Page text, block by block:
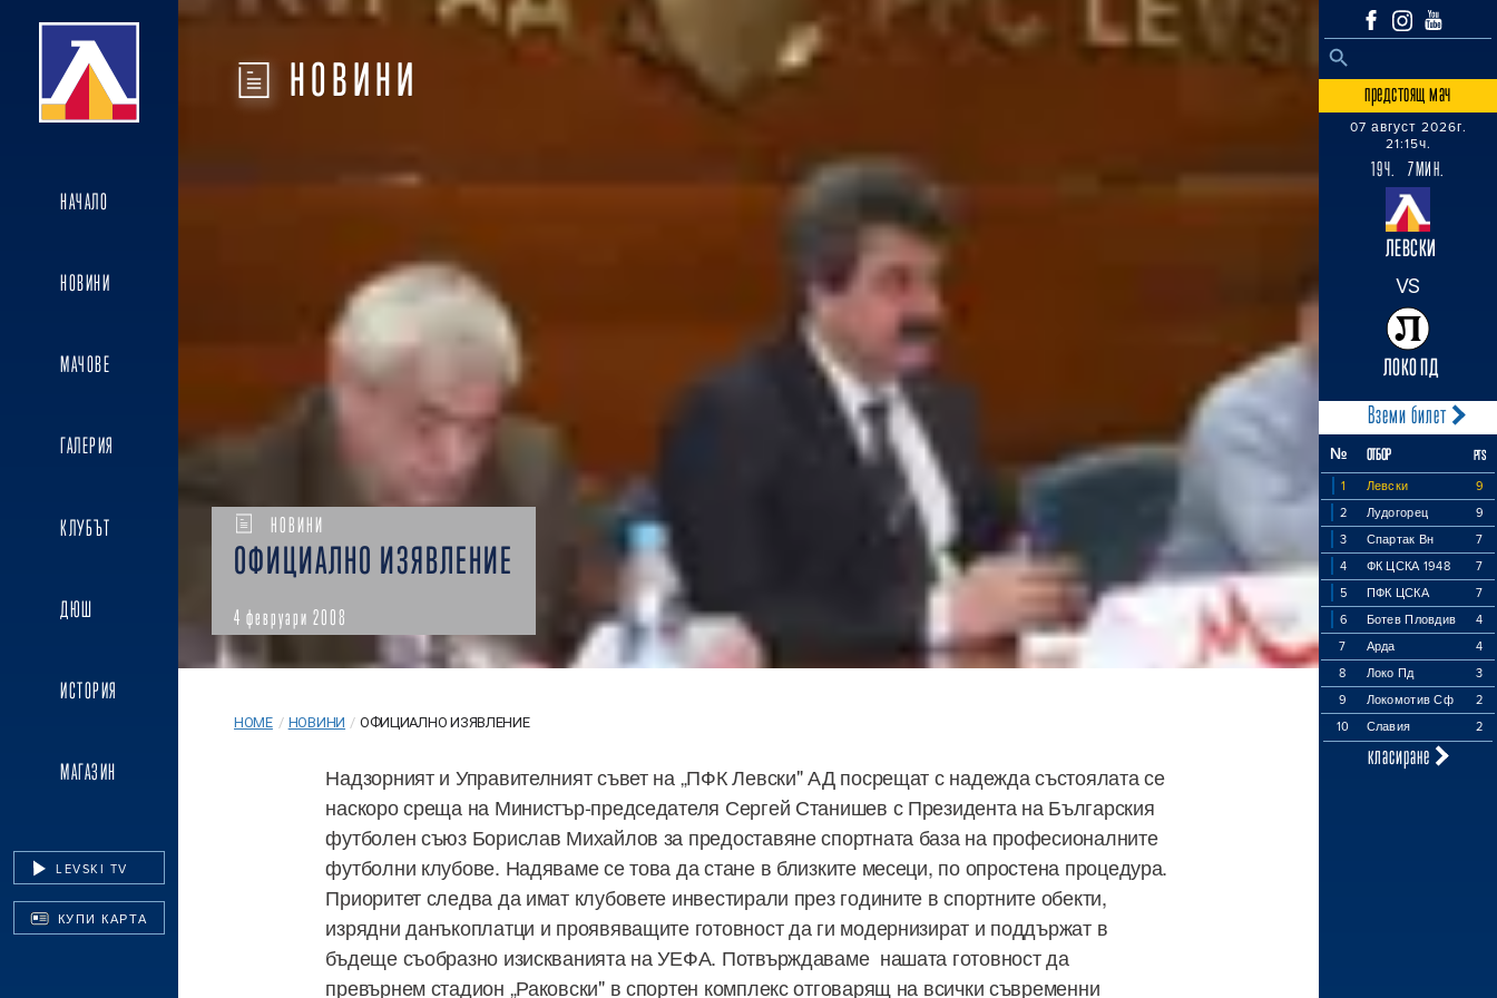
НАЧАЛО
НОВИНИ
МАЧОВЕ
ГАЛЕРИЯ
КЛУБЪТ
ДЮШ
ИСТОРИЯ
МАГАЗИН
LEVSKI TV
КУПИ КАРТА
Search
SEARCH BUTTON
предстоящ мач
07 август 2026г.
21:15ч.
19Ч. 7МИН.
ЛЕВСКИ
VS
ЛОКО ПД
Вземи билет
№ ОТБОР PTS
1 Левски
9
2
Лудогорец
9
3
Спартак Вн
7
4
ФК ЦСКА 1948
7
5
ПФК ЦСКА
7
6
Ботев Пловдив
4
7
Арда
4
8
Локо Пд
3
9
Локомотив Сф
2
10
Славия 2
класиране
НОВИНИ
НОВИНИ
ОФИЦИАЛНО ИЗЯВЛЕНИЕ
4 февруари 2008
HOME / НОВИНИ / ОФИЦИАЛНО ИЗЯВЛЕНИЕ
Надзорният и Управителният съвет на „ПФК Левски" АД посрещат с надежда състоялата се
наскоро среща на Министър-председателя Сергей Станишев с Президента на Българския
футболен съюз Борислав Михайлов за предоставяне спортната база на професионалните
футболни клубове. Надяваме се това да стане в близките месеци, по опростена процедура.
Приоритет следва да имат клубовете инвестирали през годините в спортните обекти,
изрядни данъкоплатци и проявяващите готовност да ги модернизират и поддържат в
бъдеще съобразно изискванията на УЕФА. Потвърждаваме нашата готовност да
превърнем стадион „Раковски" в спортен комплекс отговарящ на всички съвременни